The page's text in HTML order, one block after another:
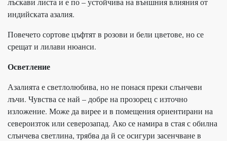
индийската азалия.
Повечето сортове цъфтят в розови и бели цветове, но се
срещат и лилави нюанси.
Осветление
Азалията е светлолюбива, но не понася преки слънчеви
лъчи. Чувства се най – добре на прозорец с източно
изложение. Може да вирее и в помещения ориентирани на
североизток или северозапад. Ако се намира в стая с обилна
слънчева светлина, трябва да й се осигури засенчване в